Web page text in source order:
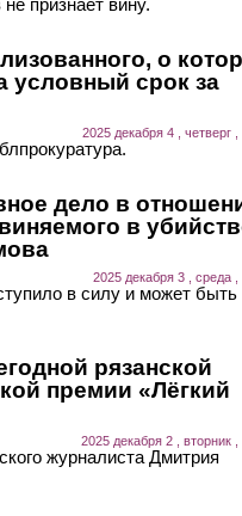
признает вину.
о
условный срок за
2025 декабря 4 , четверг ,
дело в
в
2025 декабря 3 , среда ,
в силу и может быть
рязанской
премии «Лёгкий
2025 декабря 2 , вторник ,
журналиста Дмитрия